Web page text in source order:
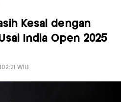
Kesal dengan
India Open 2025
WIB